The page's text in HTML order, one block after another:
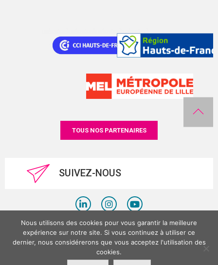
TOUS NOS PARTENAIRES
SUIVEZ-NOUS
Politique de confidentialité
Mentions légales
Nous utilisons des cookies pour vous garantir la meilleure
expérience sur notre site. Si vous continuez à utiliser ce
dernier, nous considérerons que vous acceptez l'utilisation des
cookies.